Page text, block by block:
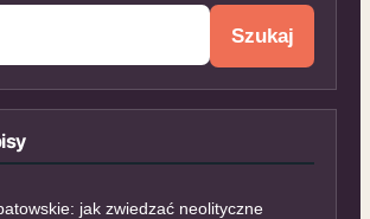
jak zwiedzać neolityczne